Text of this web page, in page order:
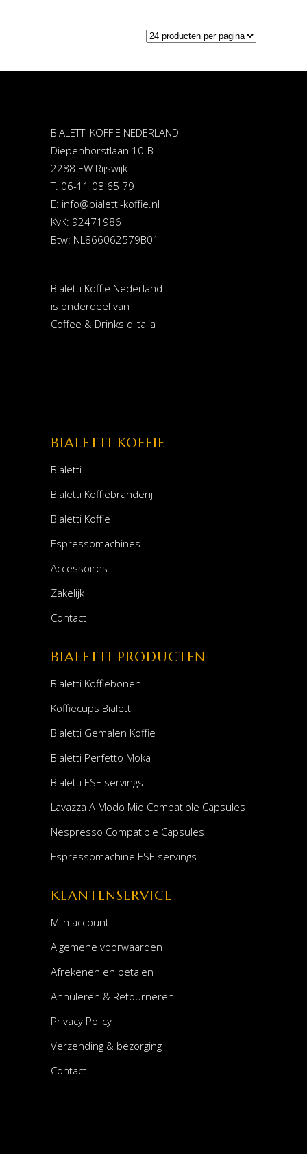
BIALETTI KOFFIE NEDERLAND
Diepenhorstlaan 10-B
2288 EW Rijswijk
T: 06-11 08 65 79
E: info@bialetti-koffie.nl
KvK: 92471986
Btw: NL866062579B01
Bialetti Koffie Nederland
is onderdeel van
Coffee & Drinks d'Italia
BIALETTI KOFFIE
Bialetti
Bialetti Koffiebranderij
Bialetti Koffie
Espressomachines
Accessoires
Zakelijk
Contact
BIALETTI PRODUCTEN
Bialetti Koffiebonen
Koffiecups Bialetti
Bialetti Gemalen Koffie
Bialetti Perfetto Moka
Bialetti ESE servings
Lavazza A Modo Mio Compatible Capsules
Nespresso Compatible Capsules
Espressomachine ESE servings
KLANTENSERVICE
Mijn account
Algemene voorwaarden
Afrekenen en betalen
Annuleren & Retourneren
Privacy Policy
Verzending & bezorging
Contact